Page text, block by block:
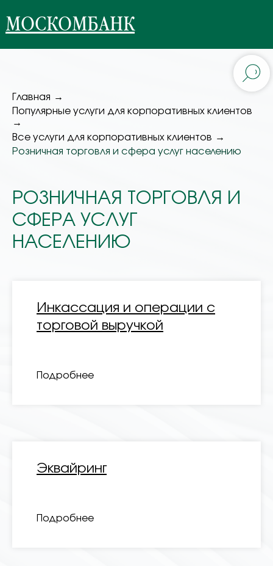
МОСКОМБАНК
Главная →
Популярные услуги для корпоративных клиентов
→
Все услуги для корпоративных клиентов →
Розничная торговля и сфера услуг населению
РОЗНИЧНАЯ ТОРГОВЛЯ И
СФЕРА УСЛУГ
НАСЕЛЕНИЮ
Инкассация и операции с
торговой выручкой
Подробнее
Эквайринг
Подробнее